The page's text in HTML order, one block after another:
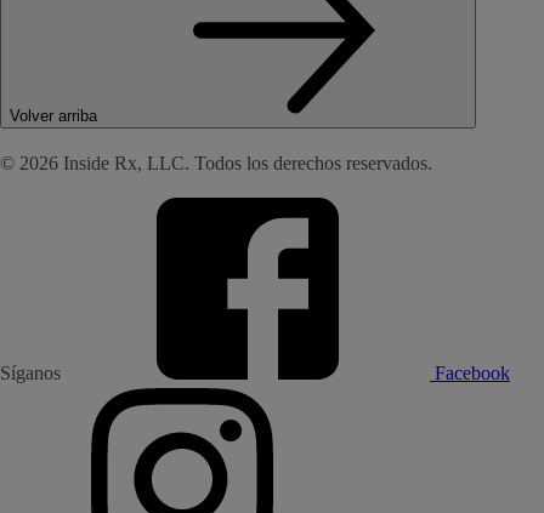
Volver arriba
© 2026 Inside Rx, LLC. Todos los derechos reservados.
Síganos Facebook